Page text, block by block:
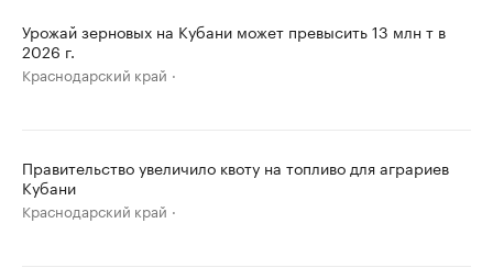
Урожай зерновых на Кубани может превысить 13 млн т в
2026 г.
Краснодарский край
Правительство увеличило квоту на топливо для аграриев
Кубани
Краснодарский край